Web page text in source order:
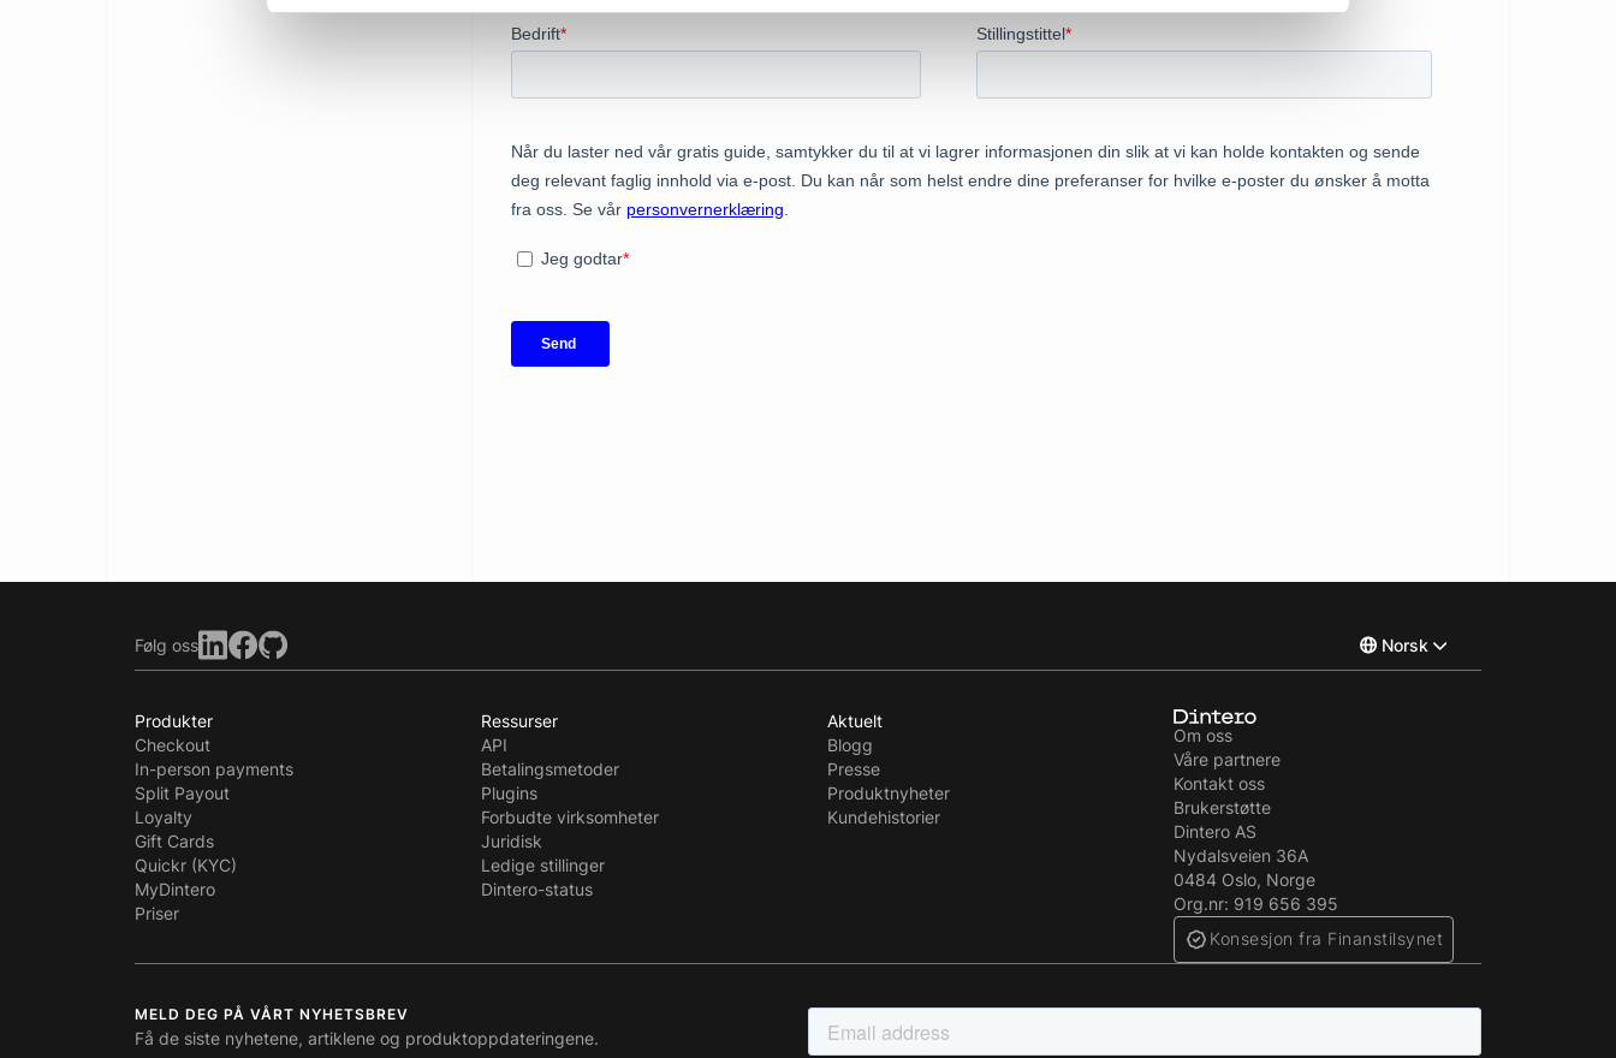
Følg oss Norsk
Produkter
Checkout
In-person payments
Split Payout
Loyalty
Gift Cards
Quickr (KYC)
MyDintero
Priser
Ressurser
API
Betalingsmetoder
Plugins
Forbudte virksomheter
Juridisk
Ledige stillinger
Dintero-status
Aktuelt
Blogg
Presse
Produktnyheter
Kundehistorier
Om oss
Våre partnere
Kontakt oss
Brukerstøtte
Dintero AS
Nydalsveien 36A
0484 Oslo, Norge
Org.nr: 919 656 395
Konsesjon fra Finanstilsynet
MELD DEG PÅ VÅRT NYHETSBREV
Få de siste nyhetene, artiklene og produktoppdateringene.